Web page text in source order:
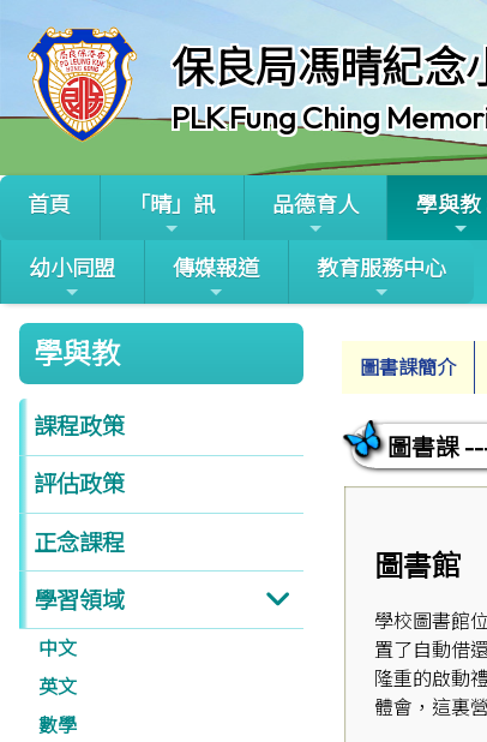
保良局馮晴紀念
PLK Fung Ching
首頁 「晴」訊 品德育人 學與教
幼小同盟 傳媒報道 教育服務中心
學與教
課程政策
評估政策
正念課程
學習領域
中文
英文
數學
圖書課簡介
圖書課
圖書館
學校圖書館
置了自動借
隆重的啟動
體會，這裏